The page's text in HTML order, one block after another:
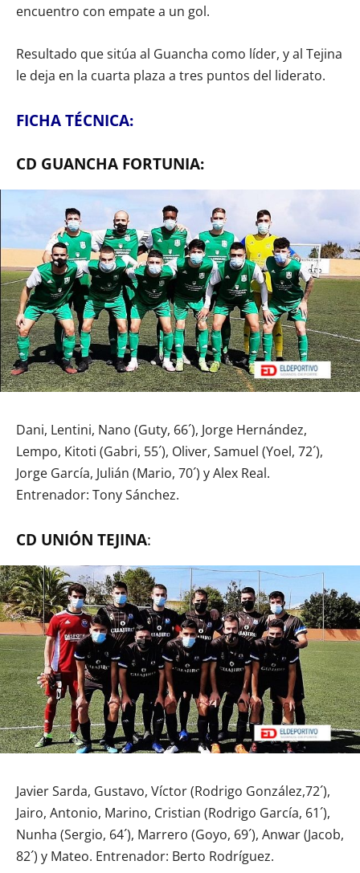
encuentro con empate a un gol.
Resultado que sitúa al Guancha como líder, y al Tejina
le deja en la cuarta plaza a tres puntos del liderato.
FICHA TÉCNICA:
CD GUANCHA FORTUNIA:
Dani, Lentini, Nano (Guty, 66´), Jorge Hernández,
Lempo, Kitoti (Gabri, 55´), Oliver, Samuel (Yoel, 72´),
Jorge García, Julián (Mario, 70´) y Alex Real.
Entrenador: Tony Sánchez.
CD UNIÓN TEJINA:
Javier Sarda, Gustavo, Víctor (Rodrigo González,72´),
Jairo, Antonio, Marino, Cristian (Rodrigo García, 61´),
Nunha (Sergio, 64´), Marrero (Goyo, 69´), Anwar (Jacob,
82´) y Mateo. Entrenador: Berto Rodríguez.